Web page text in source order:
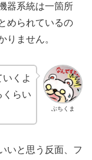
器系統は一箇所
められているの
りません。
ぶちくま
くよ
くらい
いと思う反面、フ